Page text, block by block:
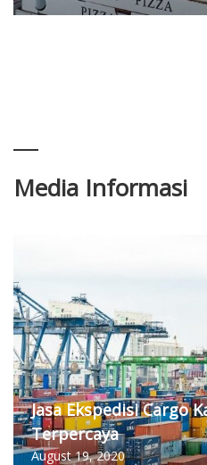
Media Informasi
Jasa Ekspedisi Cargo
Terpercaya
August 19, 2020